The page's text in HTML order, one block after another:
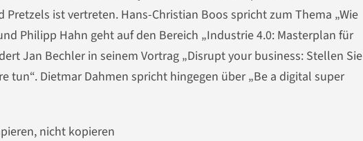
ist vertreten. Hans-Christian Boos spricht zum Thema „Wie
Philipp Hahn geht auf den Bereich „Industrie 4.0: Masterplan für
Jan Bechler in seinem Vortrag „Disrupt your business: Stellen Sie
tun“. Dietmar Dahmen spricht hingegen über „Be a digital super
nicht kopieren